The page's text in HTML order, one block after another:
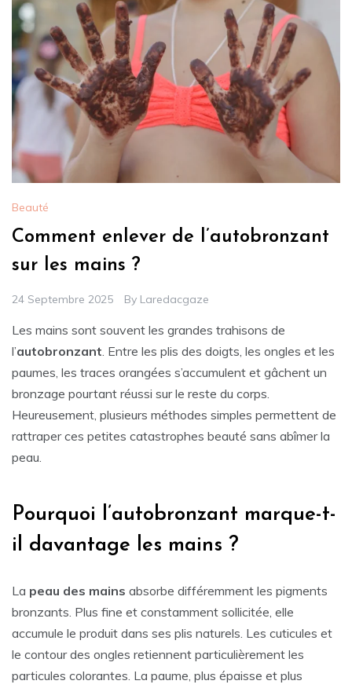
Beauté
Comment enlever de l’autobronzant
sur les mains ?
24 Septembre 2025 By Laredacgaze
Les mains sont souvent les grandes trahisons de
l’autobronzant. Entre les plis des doigts, les ongles et les
paumes, les traces orangées s’accumulent et gâchent un
bronzage pourtant réussi sur le reste du corps.
Heureusement, plusieurs méthodes simples permettent de
rattraper ces petites catastrophes beauté sans abîmer la
peau.
Pourquoi l’autobronzant marque-t-
il davantage les mains ?
La peau des mains absorbe différemment les pigments
bronzants. Plus fine et constamment sollicitée, elle
accumule le produit dans ses plis naturels. Les cuticules et
le contour des ongles retiennent particulièrement les
particules colorantes. La paume, plus épaisse et plus